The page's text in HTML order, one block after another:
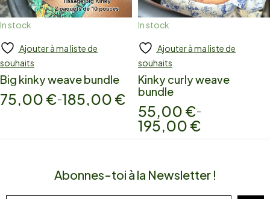
In stock
Add to cart
Ajouter à ma liste de
souhaits
Big kinky weave bundle
75,00 €–185,00 €
In stock
Add to cart
Ajouter à ma liste de
souhaits
Kinky curly weave
bundle
55,00 €–
195,00 €
Abonnes-toi à la Newsletter !